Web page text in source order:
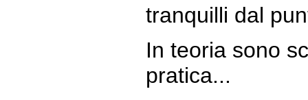
tranquilli dal
In teoria sono
pratica...